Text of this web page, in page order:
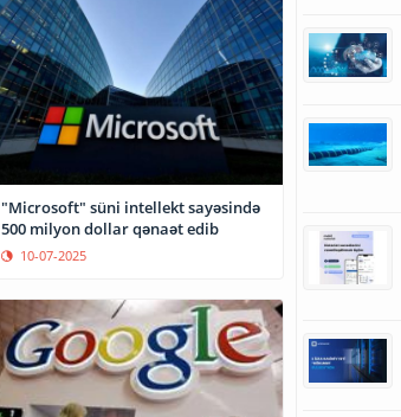
"Microsoft" süni intellekt sayəsində
500 milyon dollar qənaət edib
10-07-2025